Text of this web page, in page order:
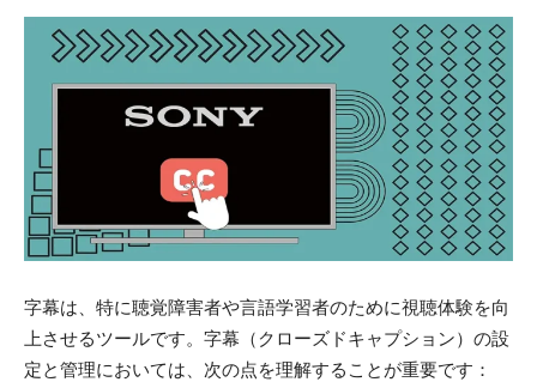
字幕は、特に聴覚障害者や言語学習者のために視聴体験を向
上させるツールです。字幕（クローズドキャプション）の設
定と管理においては、次の点を理解することが重要です：